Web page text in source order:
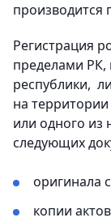
производится
Регистрация
пределами РК,
республики,
на
или одного из
следующих
оригинала
копии